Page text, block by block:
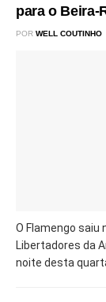
para o Beira-
POR WELL COUTINHO
O Flamengo saiu
Libertadores da
noite desta